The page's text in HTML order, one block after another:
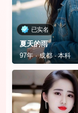
已实名
夏天的雨
97年 · 成都 · 本科